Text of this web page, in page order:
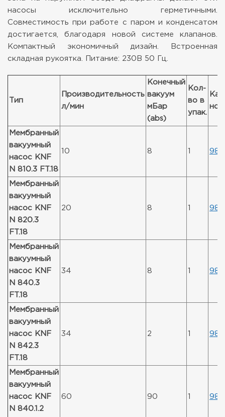
насосы исключительно герметичными.
Совместимость при работе с паром и конденсатом
достигается, благодаря новой системе клапанов.
Компактный экономичный дизайн. Встроенная
складная рукоятка.
Питание: 230В 50 Гц.
Тип
Производительность
л/мин
Конечный
вакуум
мБар
(abs)
Кол-
во в
упак.
Кат.
Мембранный
вакуумный
насос KNF
N 810.3 FT.18
10 8
Мембранный
вакуумный
насос KNF
N 820.3
FT.18
20 8
Мембранный
вакуумный
насос KNF
N 840.3
FT.18
34 8
Мембранный
вакуумный
насос KNF
N 842.3
FT.18
34 2
Мембранный
вакуумный
насос KNF
N 840.1.2
60 90